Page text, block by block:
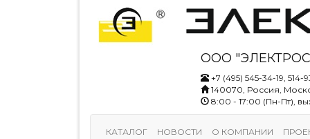
ООО
+7 (495) 545-34-19, 514-
140070, Россия,
8:00 - 17:00 (Пн-Пт),
КАТАЛОГ НОВОСТИ О КОМПАНИИ